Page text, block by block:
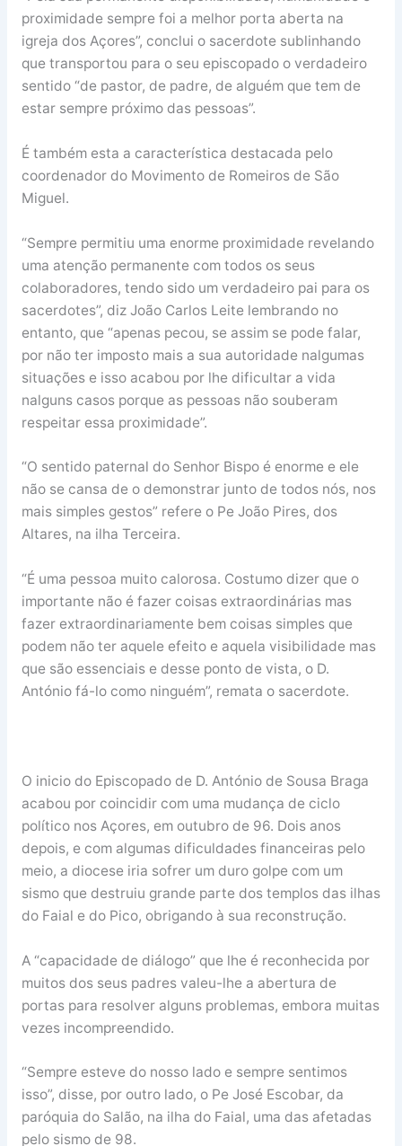
proximidade sempre foi a melhor porta aberta na
igreja dos Açores”, conclui o sacerdote sublinhando
que transportou para o seu episcopado o verdadeiro
sentido “de pastor, de padre, de alguém que tem de
estar sempre próximo das pessoas”.
É também esta a característica destacada pelo
coordenador do Movimento de Romeiros de São
Miguel.
“Sempre permitiu uma enorme proximidade revelando
uma atenção permanente com todos os seus
colaboradores, tendo sido um verdadeiro pai para os
sacerdotes”, diz João Carlos Leite lembrando no
entanto, que “apenas pecou, se assim se pode falar,
por não ter imposto mais a sua autoridade nalgumas
situações e isso acabou por lhe dificultar a vida
nalguns casos porque as pessoas não souberam
respeitar essa proximidade”.
“O sentido paternal do Senhor Bispo é enorme e ele
não se cansa de o demonstrar junto de todos nós, nos
mais simples gestos” refere o Pe João Pires, dos
Altares, na ilha Terceira.
“É uma pessoa muito calorosa. Costumo dizer que o
importante não é fazer coisas extraordinárias mas
fazer extraordinariamente bem coisas simples que
podem não ter aquele efeito e aquela visibilidade mas
que são essenciais e desse ponto de vista, o D.
António fá-lo como ninguém”, remata o sacerdote.
O inicio do Episcopado de D. António de Sousa Braga
acabou por coincidir com uma mudança de ciclo
político nos Açores, em outubro de 96. Dois anos
depois, e com algumas dificuldades financeiras pelo
meio, a diocese iria sofrer um duro golpe com um
sismo que destruiu grande parte dos templos das ilhas
do Faial e do Pico, obrigando à sua reconstrução.
A “capacidade de diálogo” que lhe é reconhecida por
muitos dos seus padres valeu-lhe a abertura de
portas para resolver alguns problemas, embora muitas
vezes incompreendido.
“Sempre esteve do nosso lado e sempre sentimos
isso”, disse, por outro lado, o Pe José Escobar, da
paróquia do Salão, na ilha do Faial, uma das afetadas
pelo sismo de 98.